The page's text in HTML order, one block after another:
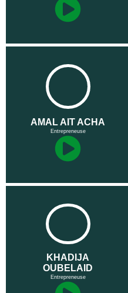
AMAL AIT ACHA
Entrepreneuse
KHADIJA
OUBELAID
Entrepreneuse